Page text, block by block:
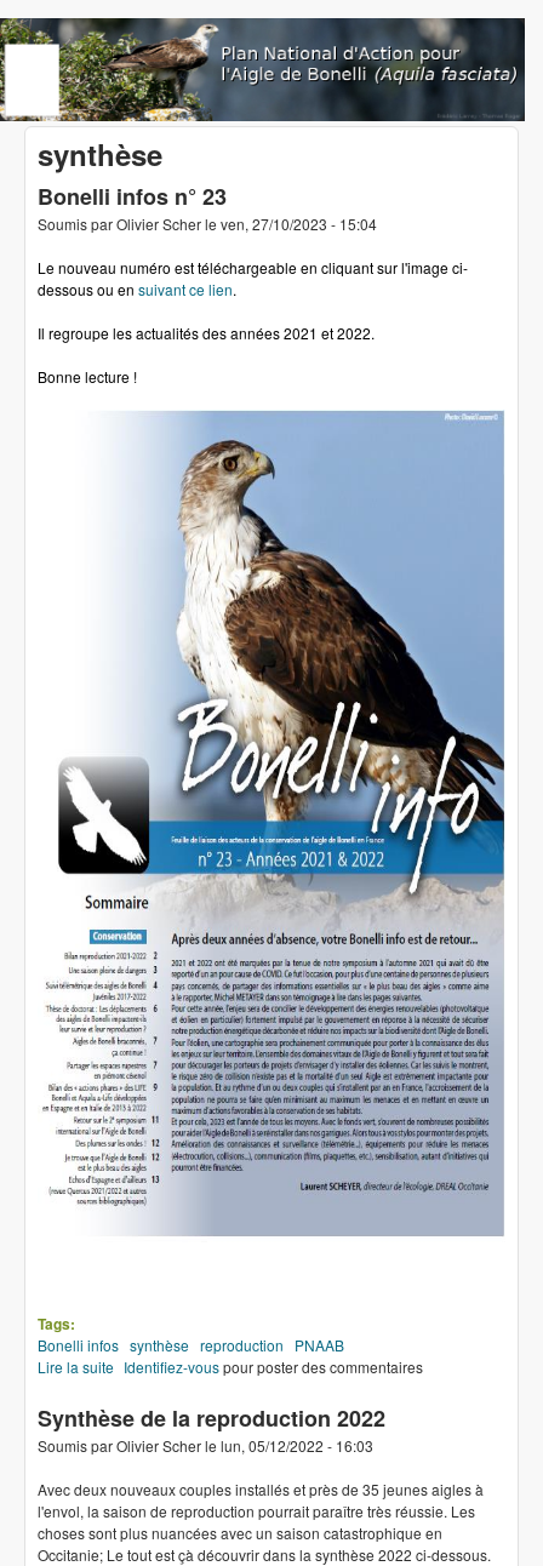
Aller au contenu principal
www.aigledebonelli.org
synthèse
Bonelli infos n° 23
Soumis parOlivier Scherle ven, 27/10/2023 - 15:04
Le nouveau numéro est téléchargeable en cliquant sur l'image ci-
dessous ou en suivant ce lien.
Il regroupe les actualités des années 2021 et 2022.
Bonne lecture !
Tags:
Bonelli infos synthèse reproduction
PNAAB
Lire la suite de Bonelli infos n° 23
Identifiez-vouspour poster des commentaires
Synthèse de la reproduction 2022
Soumis parOlivier Scherle lun, 05/12/2022 - 16:03
Avec deux nouveaux couples installés et près de 35 jeunes aigles à
l'envol, la saison de reproduction pourrait paraître très réussie. Les
choses sont plus nuancées avec un saison catastrophique en
Occitanie; Le tout est çà découvrir dans la synthèse 2022 ci-dessous.